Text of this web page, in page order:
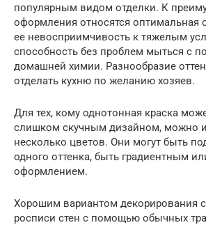
популярным видом отделки. К
оформления относятся оптимальная
ее невосприимчивость к тяжелым
способность без проблем мыться с
домашней химии. Разнообразие
отделать кухню по желанию хозяев.
Для тех, кому однотонная краска
слишком скучным дизайном, можно
несколько цветов. Они могут быть
одного оттенка, быть градиентным
оформлением.
Хорошим вариантом декорирования
росписи стен с помощью обычных